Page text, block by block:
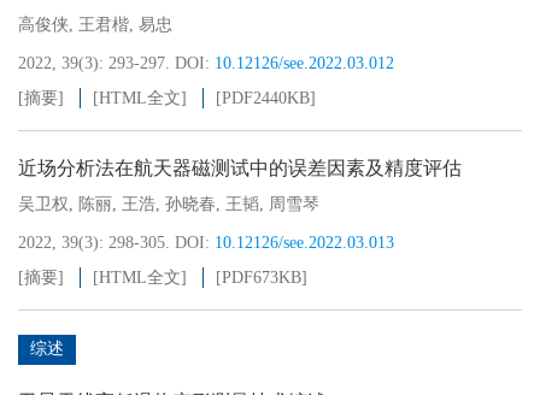
高俊侠, 王君楷, 易忠
2022, 39(3): 293-297. DOI: 10.12126/see.2022.03.012
[摘要]
[HTML全文] [PDF2440KB]
近场分析法在航天器磁测试中的误差因素及精度评估
吴卫权, 陈丽, 王浩, 孙晓春, 王韬, 周雪琴
2022, 39(3): 298-305. DOI: 10.12126/see.2022.03.013
[摘要]
[HTML全文] [PDF673KB]
综述